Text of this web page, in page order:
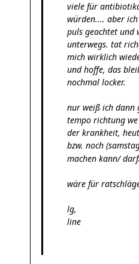
viele für
würden.... aber
puls geachtet und
unterwegs. tat
mich wirklich
und hoffe, das
nochmal locker.
nur weiß ich dann
tempo richtung
der krankheit,
bzw. noch
machen kann/
wäre für
lg,
line